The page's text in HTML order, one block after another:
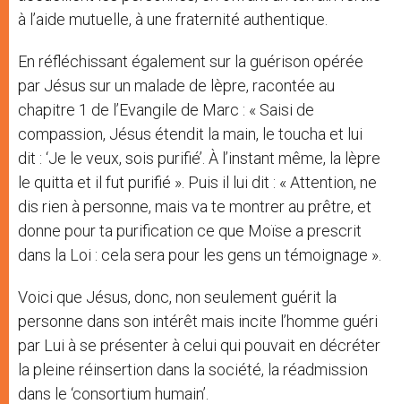
à l’aide mutuelle, à une fraternité authentique.
En réfléchissant également sur la guérison opérée
par Jésus sur un malade de lèpre, racontée au
chapitre 1 de l’Evangile de Marc : « Saisi de
compassion, Jésus étendit la main, le toucha et lui
dit : ‘Je le veux, sois purifié’. À l’instant même, la lèpre
le quitta et il fut purifié ». Puis il lui dit : « Attention, ne
dis rien à personne, mais va te montrer au prêtre, et
donne pour ta purification ce que Moïse a prescrit
dans la Loi : cela sera pour les gens un témoignage ».
Voici que Jésus, donc, non seulement guérit la
personne dans son intérêt mais incite l’homme guéri
par Lui à se présenter à celui qui pouvait en décréter
la pleine réinsertion dans la société, la réadmission
dans le ‘consortium humain’.